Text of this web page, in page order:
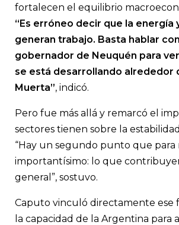
fortalecen el equilibrio
“Es erróneo decir que la energía
generan trabajo. Basta hablar
gobernador de Neuquén para
se está desarrollando alrededor
Muerta”, indicó.
Pero fue más allá y remarcó el
sectores tienen sobre la
“Hay un segundo punto que para
importantísimo: lo que
general”, sostuvo.
Caputo vinculó directamente ese
la capacidad de la Argentina para